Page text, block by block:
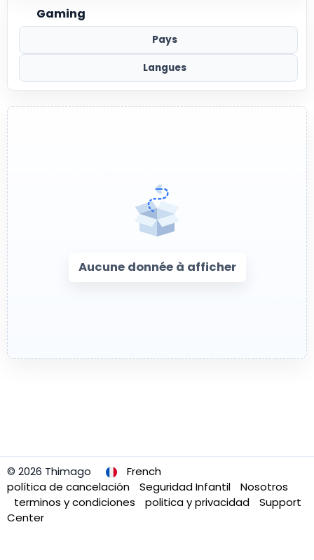
Gaming
Pays
Langues
Aucune donnée à afficher
© 2026 Thimago
French
política de cancelación
Seguridad Infantil
Nosotros
terminos y condiciones
politica y privacidad
Support
Center